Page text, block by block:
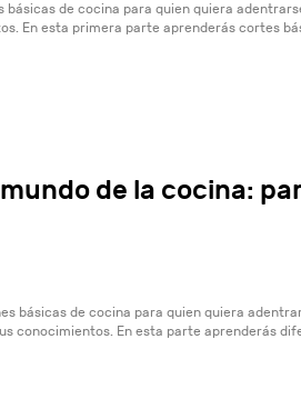
básicas de cocina para quien quiera
En esta primera parte aprenderás cortes
de la cocina:
básicas de cocina para quien quiera
conocimientos. En esta parte aprenderás